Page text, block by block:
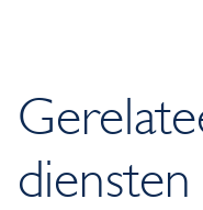
diensten